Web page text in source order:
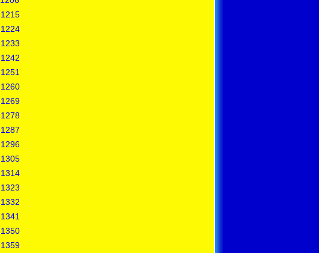
1215
1224
1233
1242
1251
1260
1269
1278
1287
1296
1305
1314
1323
1332
1341
1350
1359